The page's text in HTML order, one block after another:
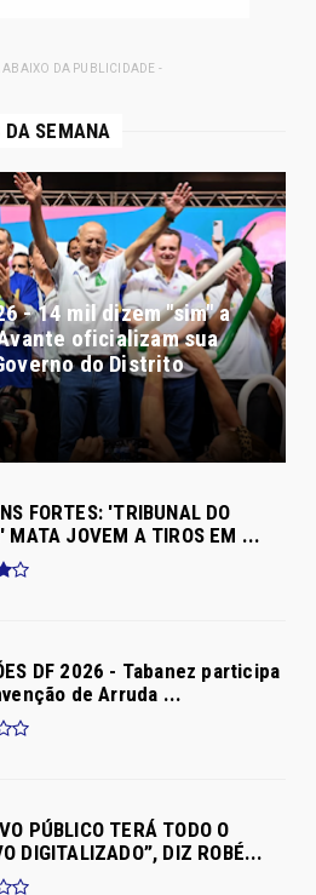
DA PUBLICIDADE -
SEMANA
- 14 mil dizem "sim" a
oficializam sua
do Distrito
FORTES: 'TRIBUNAL DO
MATA JOVEM A TIROS EM ...
DF 2026 - Tabanez participa
de Arruda ...
PÚBLICO TERÁ TODO O
DIGITALIZADO”, DIZ ROBÉ...